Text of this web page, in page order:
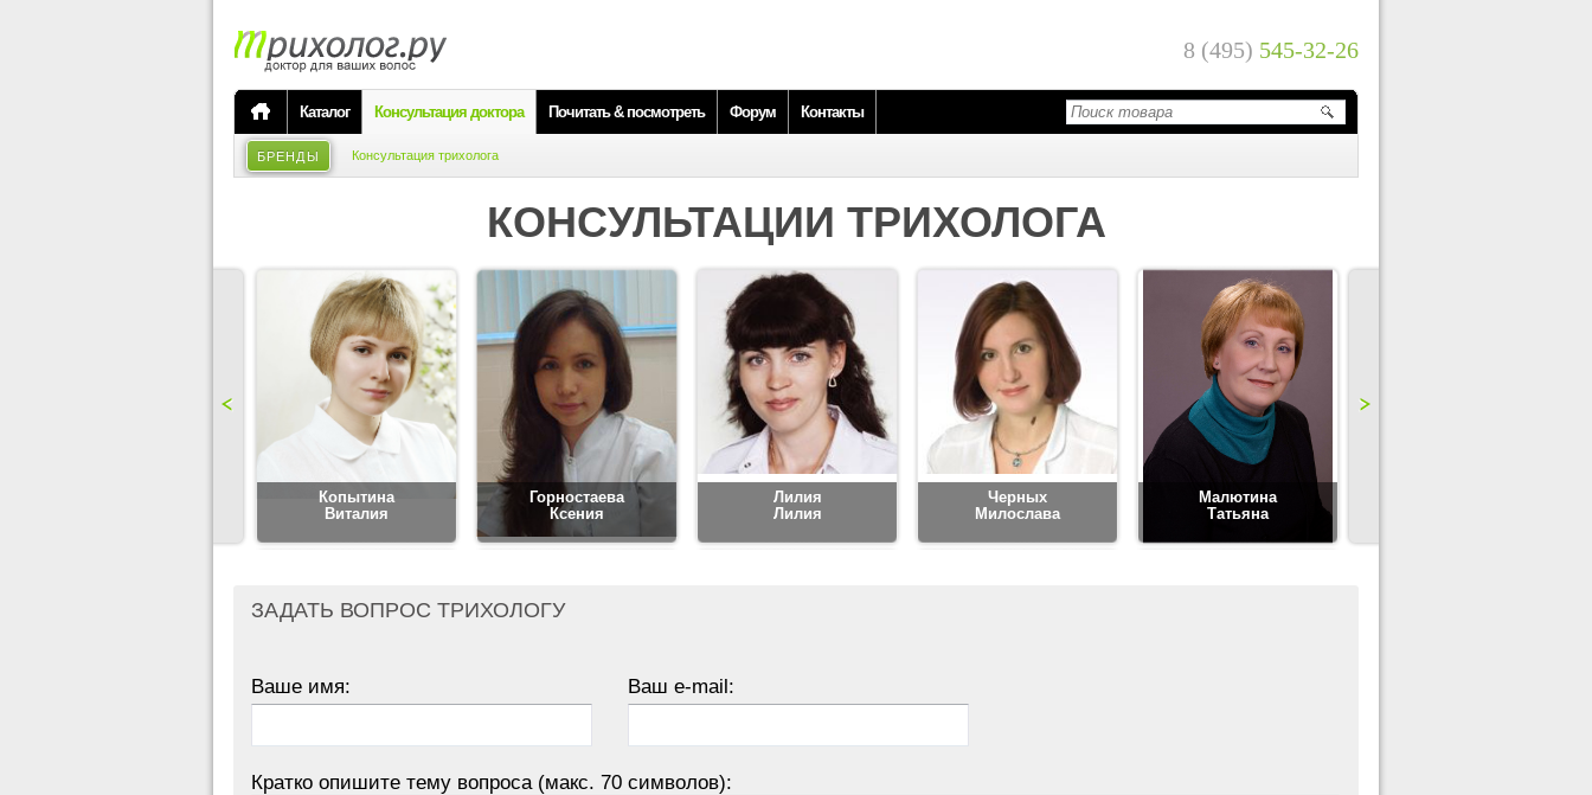
8 (495) 545-32-26
Каталог Консультация доктора Почитать & посмотреть Форум Контакты
БРЕНДЫ Консультация трихолога
КОНСУЛЬТАЦИИ ТРИХОЛОГА
Копытина
Виталия
Горностаева
Ксения
Лилия
Лилия
Черных
Милослава
Малютина
Татьяна
ЗАДАТЬ ВОПРОС ТРИХОЛОГУ
Ваше имя: Ваш e-mail:
Кратко опишите тему вопроса (макс. 70 символов):